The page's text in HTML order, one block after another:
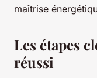
maîtrise
Les étapes
réussi